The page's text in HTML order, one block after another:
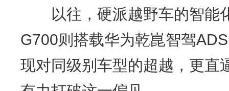
以往，硬派越野车的智能
G700则搭载华为乾崑智驾
现对同级别车型的超越，更直